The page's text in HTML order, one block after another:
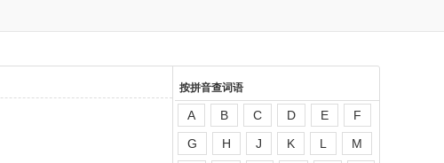
按拼音查词语
A B C D E
F
G
H J K L
M